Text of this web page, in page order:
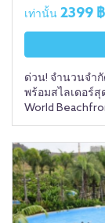
เท่านั้น 2399 ฿
ด่วน! จำนวนจำ
พร้อมสไลเดอร์
World